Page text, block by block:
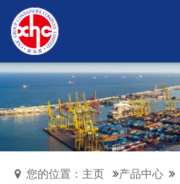
您的位置：主页 产品中心